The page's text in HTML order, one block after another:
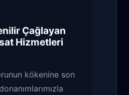
Çağlayan
Hizmetleri
kökenine son